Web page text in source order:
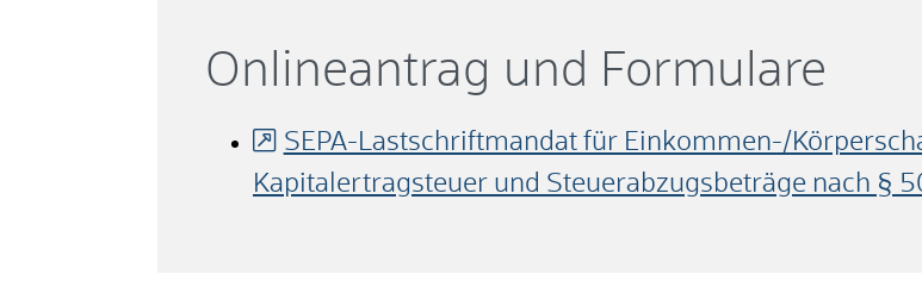
Onlineantrag und Formulare
SEPA-Lastschriftmandat für Einkommen-/
Kapitalertragsteuer und Steuerabzugsbeträge nach §